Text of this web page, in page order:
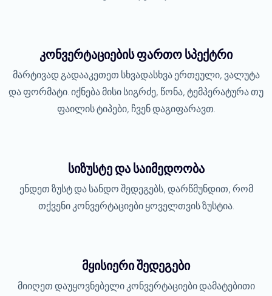
კონვერტაციების ფართო სპექტრი
მარტივად გადააკეთეთ სხვადასხვა ერთეული, ვალუტა
და ფორმატი. იქნება მისი სიგრძე, წონა, ტემპერატურა თუ
ფაილის ტიპები, ჩვენ დაგიფარავთ.
სიზუსტე და საიმედოობა
ენდეთ ზუსტ და სანდო შედეგებს, დარწმუნდით, რომ
თქვენი კონვერტაციები ყოველთვის ზუსტია.
მყისიერი შედეგები
მიიღეთ დაუყოვნებელი კონვერტაციები დამატებითი